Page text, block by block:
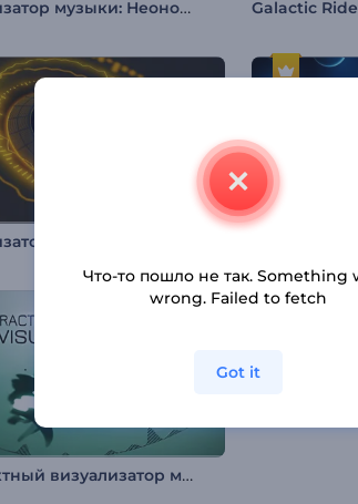
Визуализатор музыки: Неоновая петля Galactic
Абстрактный визуализатор музыки
Что-то пошло не так. Something
wrong. Failed to fetch
Got it